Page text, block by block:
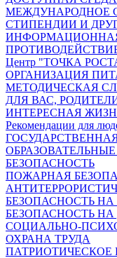
МЕЖДУНАРОДНОЕ
СТИПЕНДИИ И
Центр "ТОЧКА
ОРГАНИЗАЦИЯ
МЕТОДИЧЕСКАЯ
ДЛЯ ВАС,
ИНТЕРЕСНАЯ
Рекомендации для
БЕЗОПАСНОСТЬ
ПОЖАРНАЯ
БЕЗОПАСНОСТЬ НА
БЕЗОПАСНОСТЬ НА
СОЦИАЛЬНО-
ОХРАНА ТРУДА